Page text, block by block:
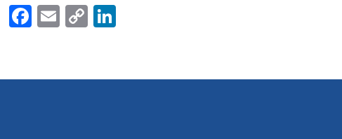
Facebook
Email
CopyLinkedIn